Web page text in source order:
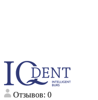
Отзывов: 0